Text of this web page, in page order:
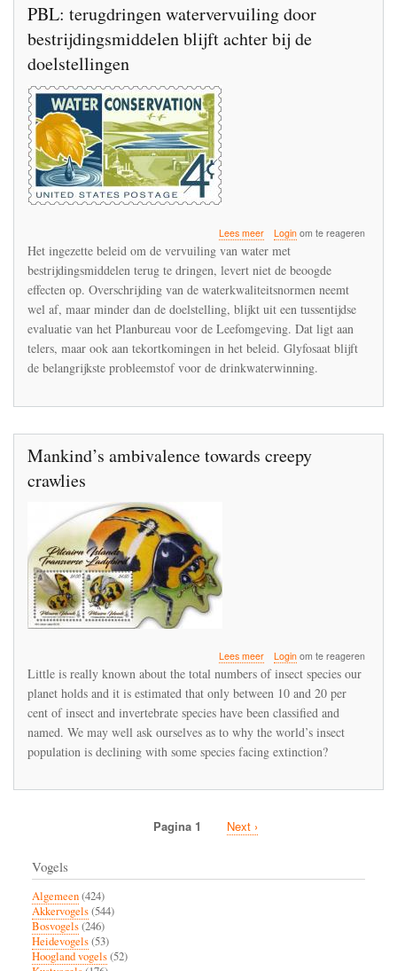
PBL: terugdringen watervervuiling door
bestrijdingsmiddelen blijft achter bij de
doelstellingen
Lees meerover
watervervuiling
door
bestrijdingsmiddelen
achter
bij
de
Loginom te reageren
Het ingezette beleid om de vervuiling van water met
bestrijdingsmiddelen terug te dringen, levert niet de beoogde
effecten op. Overschrijding van de waterkwaliteitsnormen neemt
wel af, maar minder dan de doelstelling, blijkt uit een tussentijdse
evaluatie van het Planbureau voor de Leefomgeving. Dat ligt aan
telers, maar ook aan tekortkomingen in het beleid. Glyfosaat blijft
de belangrijkste probleemstof voor de drinkwaterwinning.
Mankind’s ambivalence towards creepy
crawlies
Lees meerover
Mankind’s
ambivalence
towards
creepy
crawlies
Loginom te reageren
Little is really known about the total numbers of insect species our
planet holds and it is estimated that only between 10 and 20 per
cent of insect and invertebrate species have been classified and
named. We may well ask ourselves as to why the world’s insect
population is declining with some species facing extinction?
Pagina 1
Volgende
Next ›
Vogels
Algemeen(424)
Akkervogels(544)
Bosvogels(246)
Heidevogels(53)
Hoogland vogels(52)